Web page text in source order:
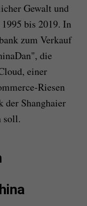
Gewalt und
bis 2019. In
zum Verkauf
die
einer
Riesen
der Shanghaier
soll.